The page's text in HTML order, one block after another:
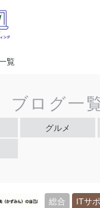
覧
ブログ一
グルメ
総合 ITサ